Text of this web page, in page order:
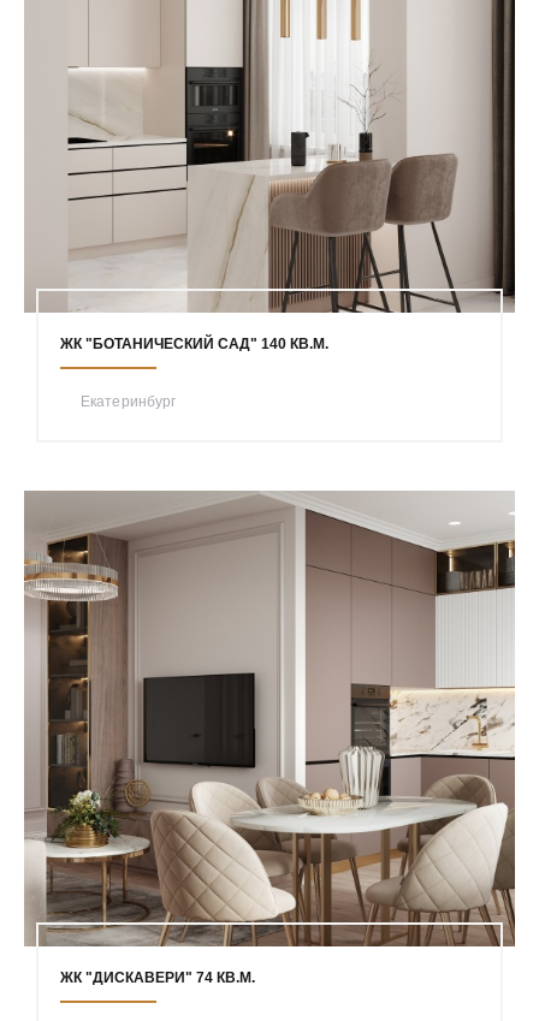
ЖК "БОТАНИЧЕСКИЙ САД" 140 КВ.М.
Екатеринбург
ЖК "ДИСКАВЕРИ" 74 КВ.М.